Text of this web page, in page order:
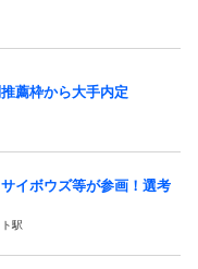
薦枠から大手内定
イボウズ等が参画！選考
駅